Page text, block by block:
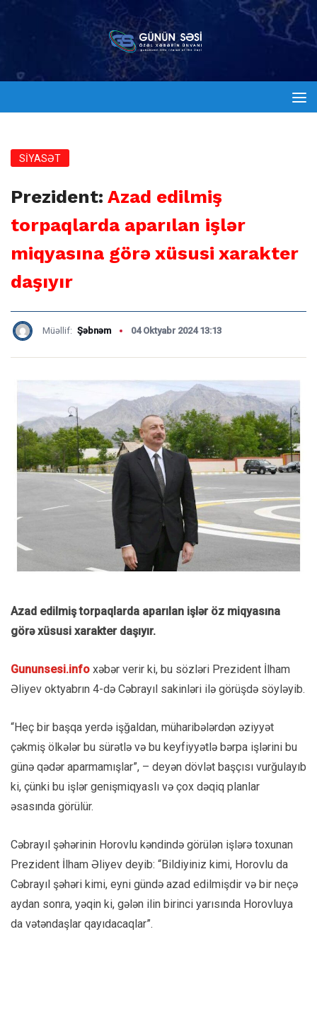
SİYASƏT
Prezident: Azad edilmiş
torpaqlarda aparılan işlər
miqyasına görə xüsusi xarakter
daşıyır
Müəllif: Şəbnəm 04 Oktyabr 2024 13:13
Azad edilmiş torpaqlarda aparılan işlər öz miqyasına
görə xüsusi xarakter daşıyır.
Gununsesi.info xəbər verir ki, bu sözləri Prezident İlham
Əliyev oktyabrın 4-də Cəbrayıl sakinləri ilə görüşdə söyləyib.
“Heç bir başqa yerdə işğaldan, müharibələrdən əziyyət
çəkmiş ölkələr bu sürətlə və bu keyfiyyətlə bərpa işlərini bu
günə qədər aparmamışlar”, – deyən dövlət başçısı vurğulayıb
ki, çünki bu işlər genişmiqyaslı və çox dəqiq planlar
əsasında görülür.
Cəbrayıl şəhərinin Horovlu kəndində görülən işlərə toxunan
Prezident İlham Əliyev deyib: “Bildiyiniz kimi, Horovlu da
Cəbrayıl şəhəri kimi, eyni gündə azad edilmişdir və bir neçə
aydan sonra, yəqin ki, gələn ilin birinci yarısında Horovluya
da vətəndaşlar qayıdacaqlar”.